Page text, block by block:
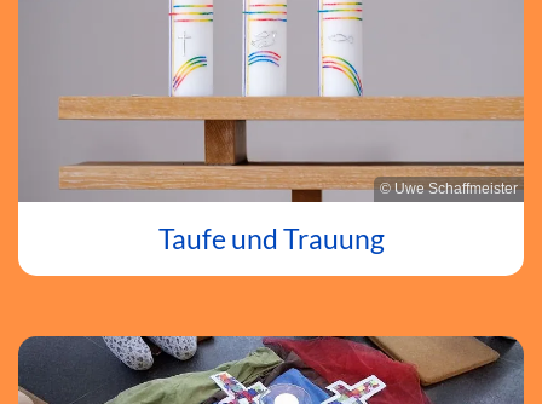
© Uwe Schaffmeister
Taufe und Trauung